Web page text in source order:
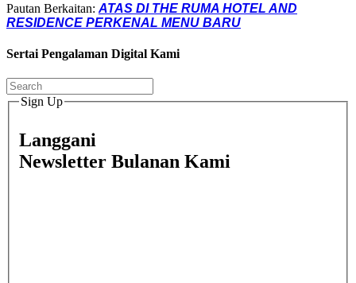
Pautan Berkaitan: ATAS DI THE RUMA HOTEL AND
RESIDENCE PERKENAL MENU BARU
Sertai Pengalaman Digital Kami
Sign Up
Langgani
Newsletter Bulanan Kami